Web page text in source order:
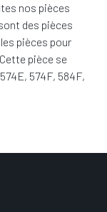
nos pièces
des pièces
pièces pour
pièce se
574F, 584F,